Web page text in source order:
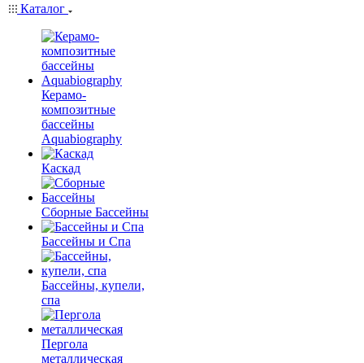
Каталог
Керамо-
композитные
бассейны
Aquabiography
Каскад
Сборные Бассейны
Бассейны и Спа
Бассейны, купели,
спа
Пергола
металлическая